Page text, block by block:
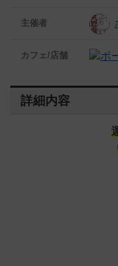
主催者
カフェ/店舗
詳細内容